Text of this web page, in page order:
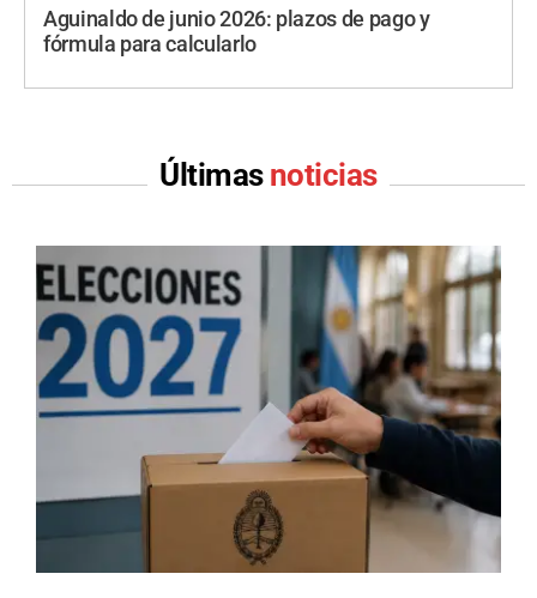
Aguinaldo de junio 2026: plazos de pago y
fórmula para calcularlo
Últimas noticias